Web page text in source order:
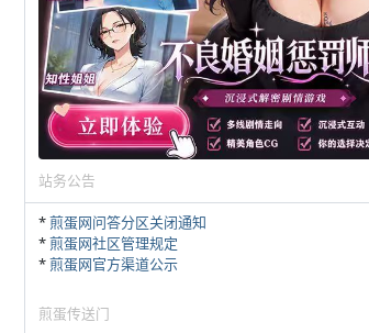
站务公告
*煎蛋网问答分区关闭通知
*煎蛋网社区管理规定
*煎蛋网官方渠道公示
煎蛋传送门